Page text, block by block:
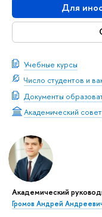
Для
Учебные курсы
Число студентов и
Документы
Академический совет
Академический
Громов Андрей